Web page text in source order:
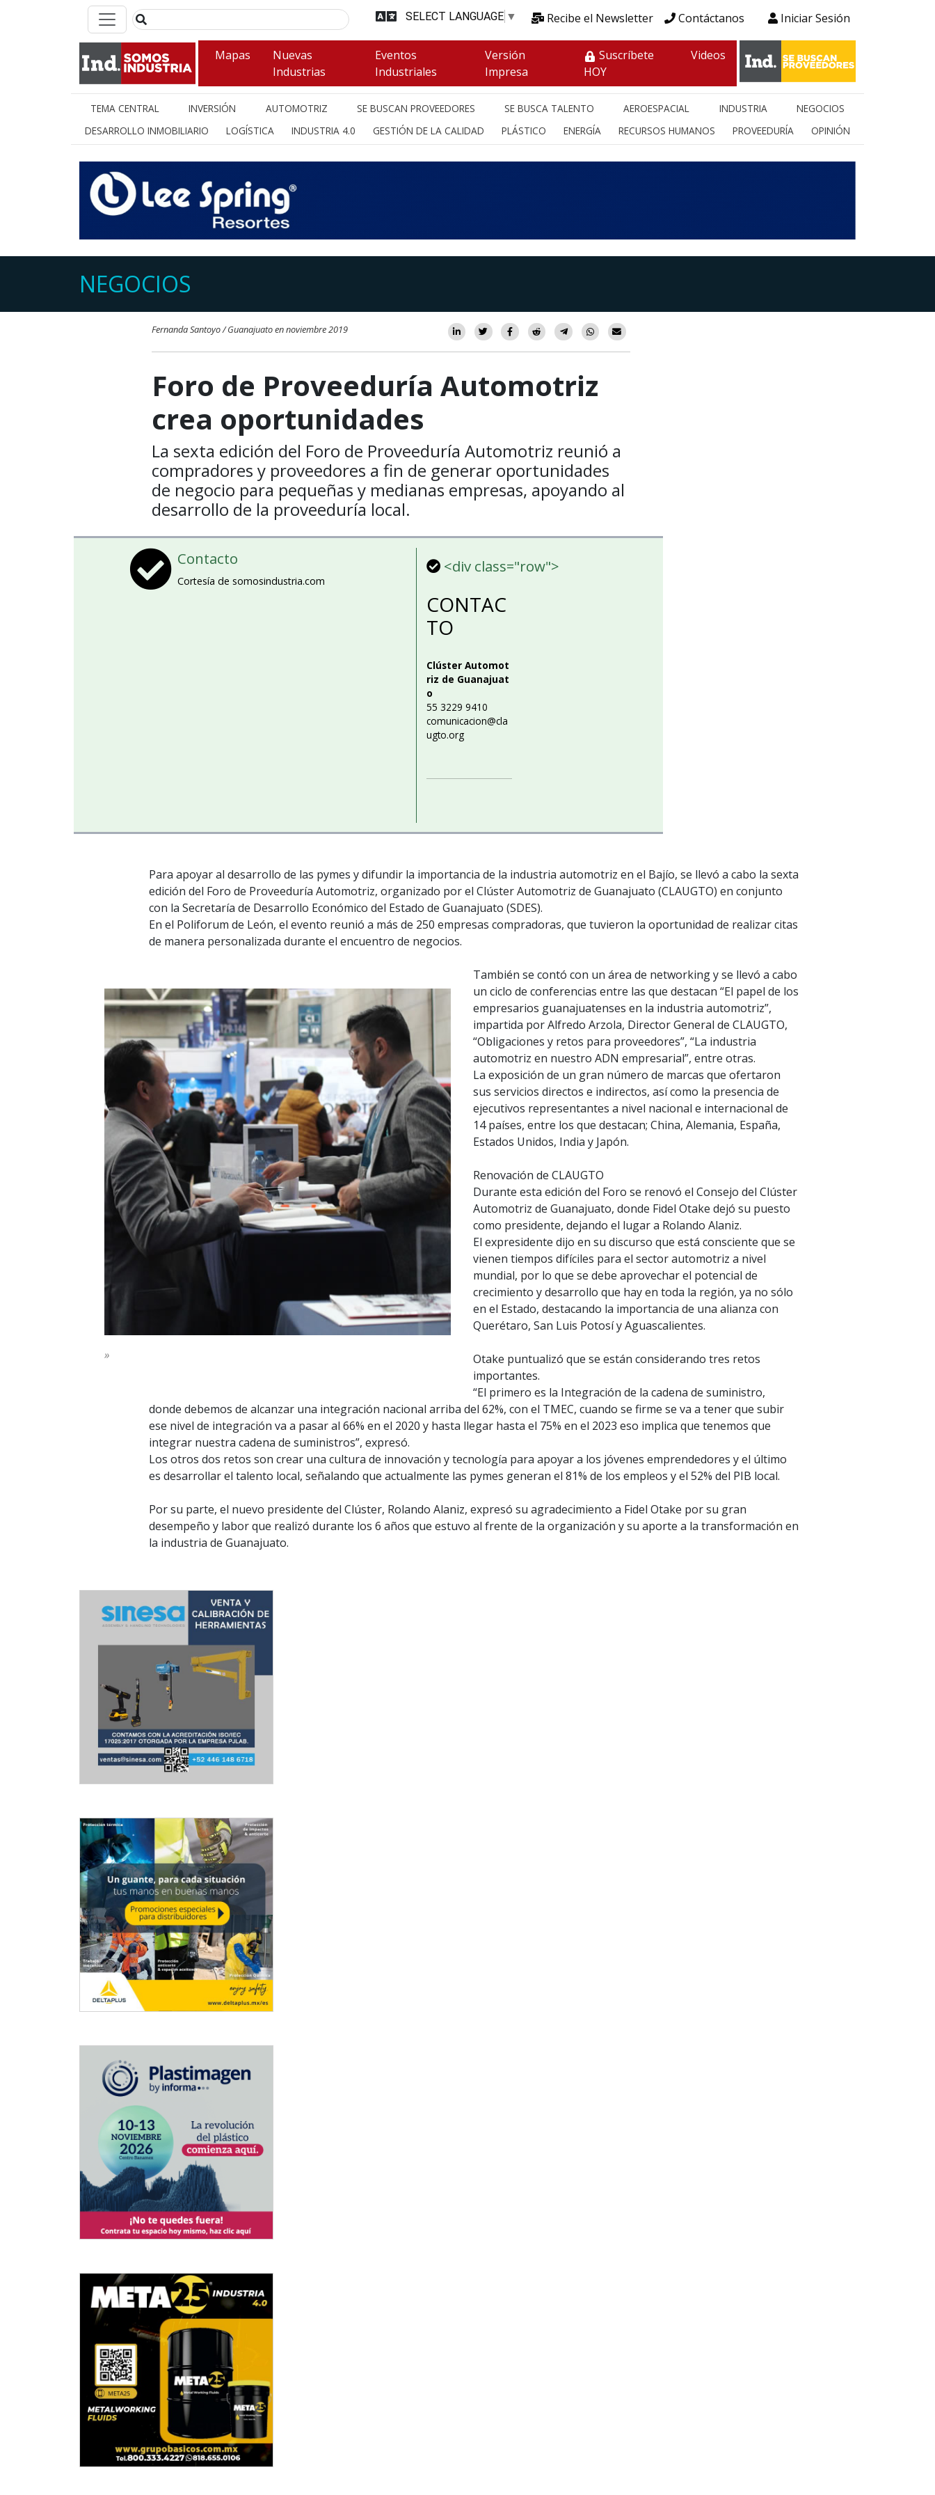
SELECT LANGUAGE ▼ Recibe el Newsletter Contáctanos Iniciar Sesión
Mapas
Nuevas
Industrias
Eventos
Industriales
Versión
Impresa
Suscríbete
HOY
Videos
TEMA CENTRAL INVERSIÓN AUTOMOTRIZ SE BUSCAN PROVEEDORES SE BUSCA TALENTO AEROESPACIAL INDUSTRIA
NEGOCIOS
DESARROLLO INMOBILIARIO
LOGÍSTICA INDUSTRIA 4.0 GESTIÓN DE LA CALIDAD PLÁSTICO ENERGÍA RECURSOS HUMANOS PROVEEDURÍA OPINIÓN
NEGOCIOS
Fernanda Santoyo / Guanajuato en noviembre 2019
Foro de Proveeduría Automotriz
crea oportunidades
La sexta edición del Foro de Proveeduría Automotriz reunió a
compradores y proveedores a fin de generar oportunidades
de negocio para pequeñas y medianas empresas, apoyando al
desarrollo de la proveeduría local.
Contacto
Cortesía de somosindustria.com
<div class="row">
CONTAC
TO
Clúster Automot
riz de Guanajuat
o
55 3229 9410
comunicacion@cla
ugto.org
Para apoyar al desarrollo de las pymes y difundir la importancia de la industria automotriz en el Bajío, se llevó a cabo la sexta
edición del Foro de Proveeduría Automotriz, organizado por el Clúster Automotriz de Guanajuato (CLAUGTO) en conjunto
con la Secretaría de Desarrollo Económico del Estado de Guanajuato (SDES).
En el Poliforum de León, el evento reunió a más de 250 empresas compradoras, que tuvieron la oportunidad de realizar citas
de manera personalizada durante el encuentro de negocios.
»
También se contó con un área de networking y se llevó a cabo
un ciclo de conferencias entre las que destacan “El papel de los
empresarios guanajuatenses en la industria automotriz”,
impartida por Alfredo Arzola, Director General de CLAUGTO,
“Obligaciones y retos para proveedores”, “La industria
automotriz en nuestro ADN empresarial”, entre otras.
La exposición de un gran número de marcas que ofertaron
sus servicios directos e indirectos, así como la presencia de
ejecutivos representantes a nivel nacional e internacional de
14 países, entre los que destacan; China, Alemania, España,
Estados Unidos, India y Japón.
Renovación de CLAUGTO
Durante esta edición del Foro se renovó el Consejo del Clúster
Automotriz de Guanajuato, donde Fidel Otake dejó su puesto
como presidente, dejando el lugar a Rolando Alaniz.
El expresidente dijo en su discurso que está consciente que se
vienen tiempos difíciles para el sector automotriz a nivel
mundial, por lo que se debe aprovechar el potencial de
crecimiento y desarrollo que hay en toda la región, ya no sólo
en el Estado, destacando la importancia de una alianza con
Querétaro, San Luis Potosí y Aguascalientes.
Otake puntualizó que se están considerando tres retos
importantes.
“El primero es la Integración de la cadena de suministro,
donde debemos de alcanzar una integración nacional arriba del 62%, con el TMEC, cuando se firme se va a tener que subir
ese nivel de integración va a pasar al 66% en el 2020 y hasta llegar hasta el 75% en el 2023 eso implica que tenemos que
integrar nuestra cadena de suministros”, expresó.
Los otros dos retos son crear una cultura de innovación y tecnología para apoyar a los jóvenes emprendedores y el último
es desarrollar el talento local, señalando que actualmente las pymes generan el 81% de los empleos y el 52% del PIB local.
Por su parte, el nuevo presidente del Clúster, Rolando Alaniz, expresó su agradecimiento a Fidel Otake por su gran
desempeño y labor que realizó durante los 6 años que estuvo al frente de la organización y su aporte a la transformación en
la industria de Guanajuato.